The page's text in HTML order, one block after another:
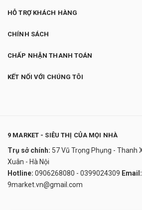
HỖ TRỢ KHÁCH HÀNG
CHÍNH SÁCH
CHẤP NHẬN THANH TOÁN
KẾT NỐI VỚI CHÚNG TÔI
9 MARKET - SIÊU THỊ CỦA MỌI NHÀ
Trụ sở chính: 57 Vũ Trọng Phụng - Thanh
Xuân - Hà Nội
Hotline: 0906268080 - 0399024309 Email:
9market.vn@gmail.com
0₫
undefined